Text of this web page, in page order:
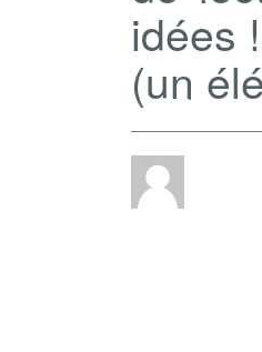
idées !
(un